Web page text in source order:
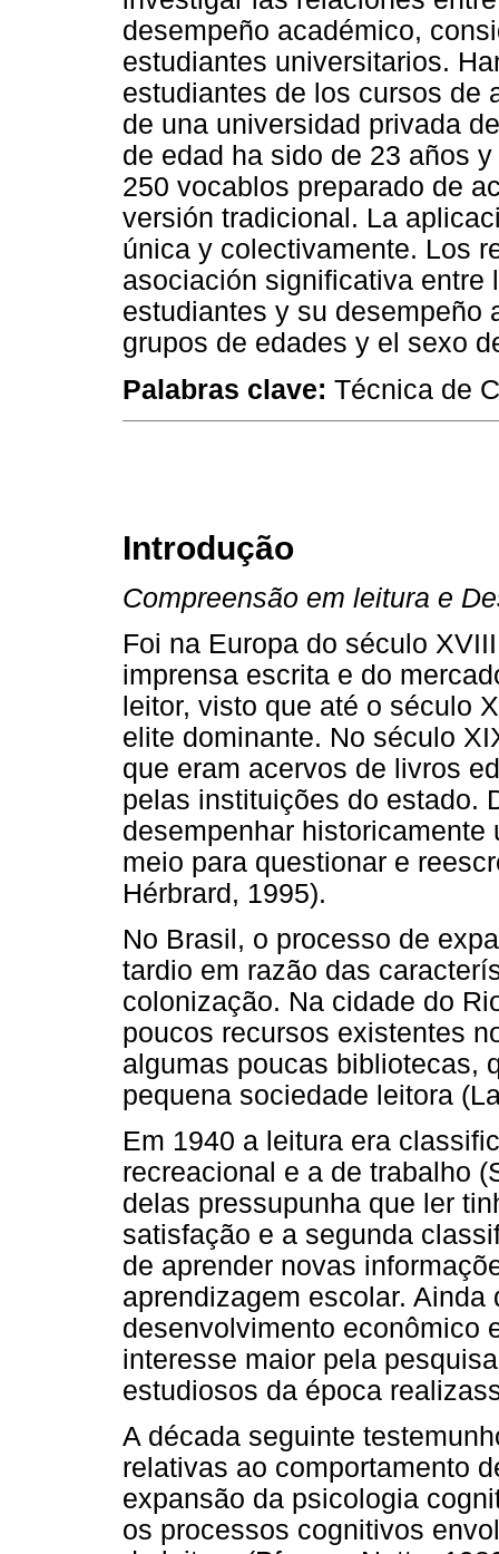
desempeño académico,
estudiantes universitarios.
estudiantes de los cursos de
de una universidad privada
de edad ha sido de 23 años
250 vocablos preparado de
versión tradicional. La
única y colectivamente. Los
asociación significativa entre
estudiantes y su desempeño
grupos de edades y el sexo
Palabras clave: Técnica de
Introdução
Compreensão em leitura e
Foi na Europa do século
imprensa escrita e do
leitor, visto que até o século
elite dominante. No século
que eram acervos de livros
pelas instituições do estado.
desempenhar
meio para questionar e
Hérbrard, 1995).
No Brasil, o processo de
tardio em razão das
colonização. Na cidade do
poucos recursos existentes
algumas poucas bibliotecas,
pequena sociedade leitora
Em 1940 a leitura era
recreacional e a de trabalho
delas pressupunha que ler
satisfação e a segunda
de aprender novas
aprendizagem escolar. Ainda
desenvolvimento econômico
interesse maior pela
estudiosos da época
A década seguinte
relativas ao comportamento
expansão da psicologia
os processos cognitivos